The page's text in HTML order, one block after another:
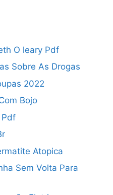
O leary Pdf
Sobre As Drogas
2022
Bojo
Pdf
Atopica
Sem Volta Para